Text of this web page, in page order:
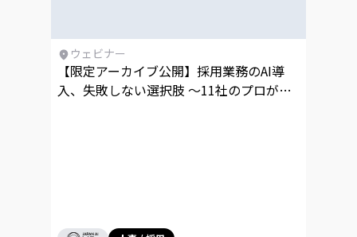
ウェビナー
【限定アーカイブ公開】採用業務のAI導
入、失敗しない選択肢 〜11社のプロが最